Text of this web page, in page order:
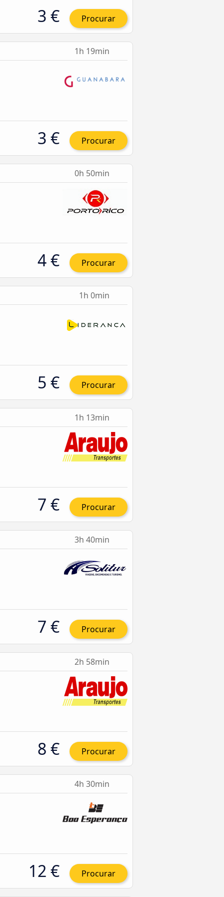
3 € Procurar
1h 19min
3 € Procurar
0h 50min
4 € Procurar
1h 0min
5 € Procurar
1h 13min
7 € Procurar
3h 40min
7 € Procurar
2h 58min
8 € Procurar
4h 30min
12 € Procurar